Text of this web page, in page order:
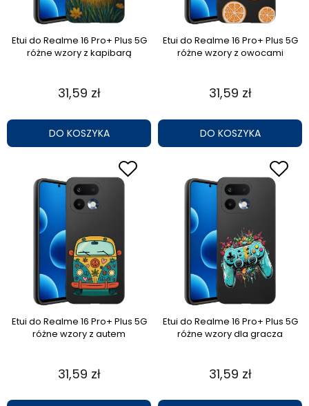
Etui do Realme 16 Pro+ Plus 5G
różne wzory z kapibarą
31,59 zł
DO KOSZYKA
Etui do Realme 16 Pro+ Plus 5G
różne wzory z owocami
31,59 zł
DO KOSZYKA
Etui do Realme 16 Pro+ Plus 5G
różne wzory z autem
31,59 zł
Etui do Realme 16 Pro+ Plus 5G
różne wzory dla gracza
31,59 zł